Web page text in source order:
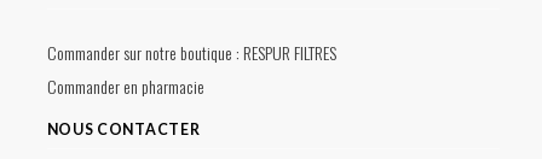
Commander sur notre boutique : RESPUR FILTRES
Commander en pharmacie
NOUS CONTACTER